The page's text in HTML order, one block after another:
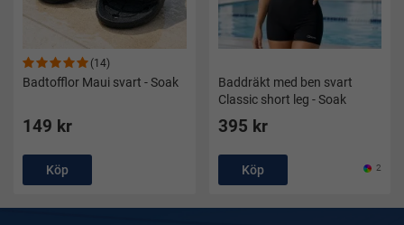
(14)
Badtofflor Maui svart - Soak
149 kr
Köp
Baddräkt med ben svart
Classic short leg - Soak
395 kr
Köp 2